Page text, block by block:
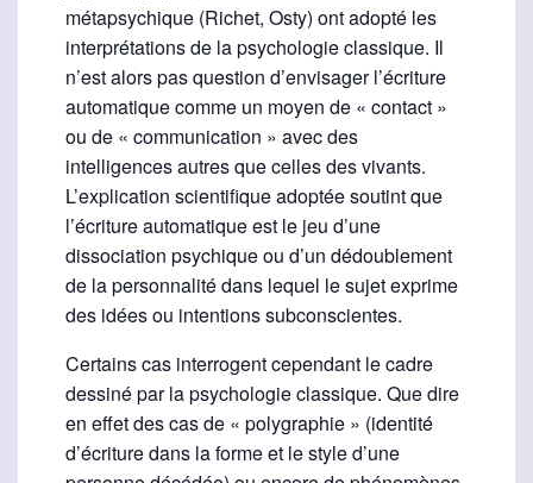
métapsychique (Richet, Osty) ont adopté les
interprétations de la psychologie classique. Il
n’est alors pas question d’envisager l’écriture
automatique comme un moyen de « contact »
ou de « communication » avec des
intelligences autres que celles des vivants.
L’explication scientifique adoptée soutint que
l’écriture automatique est le jeu d’une
dissociation psychique ou d’un dédoublement
de la personnalité dans lequel le sujet exprime
des idées ou intentions subconscientes.
Certains cas interrogent cependant le cadre
dessiné par la psychologie classique. Que dire
en effet des cas de « polygraphie » (identité
d’écriture dans la forme et le style d’une